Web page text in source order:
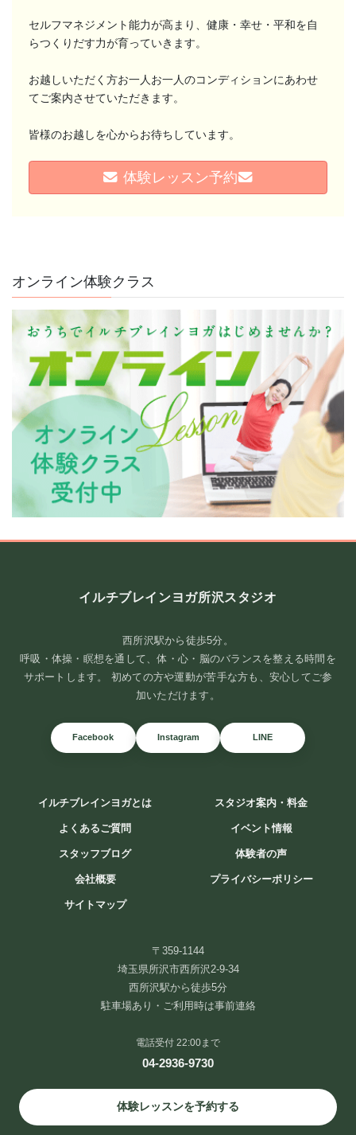
セルフマネジメント能力が高まり、健康・幸せ・平和を自
らつくりだす力が育っていきます。
お越しいただく方お一人お一人のコンディションにあわせ
てご案内させていただきます。
皆様のお越しを心からお待ちしています。
体験レッスン予約
オンライン体験クラス
イルチブレインヨガ所沢スタジオ
西所沢駅から徒歩5分。
呼吸・体操・瞑想を通して、体・心・脳のバランスを整える時間を
サポートします。 初めての方や運動が苦手な方も、安心してご参
加いただけます。
Facebook Instagram LINE
イルチブレインヨガとは スタジオ案内・料金
よくあるご質問 イベント情報
スタッフブログ 体験者の声
会社概要 プライバシーポリシー
サイトマップ
〒359-1144
埼玉県所沢市西所沢2-9-34
西所沢駅から徒歩5分
駐車場あり・ご利用時は事前連絡
電話受付 22:00まで
04-2936-9730
体験レッスンを予約する
ない」 そんな時 ...
続きを読む
2026年8月3日 /
#チャクラ#本当の自分#ヨガ#エネルギーワーク#セルフケ
ア #マインドフルネス#自分磨き,ブログ
頭を休めるには、まず体の緊張をほどくことから。
ストレスで詰まった胸を、ゆるめてみませんか？ 考えごとやストレ
スが多いと、知らな ...
2026年8月2日 /＃胸がゆるむ＃呼吸が深まる＃腹が温まり＃頭がすっき
り＃腸と脳,ブログ
8月が始まりました
お元気にお過ごしで ...
スタジオアクセス